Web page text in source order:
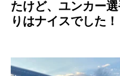
たけど、ユンカー
りはナイスでした！